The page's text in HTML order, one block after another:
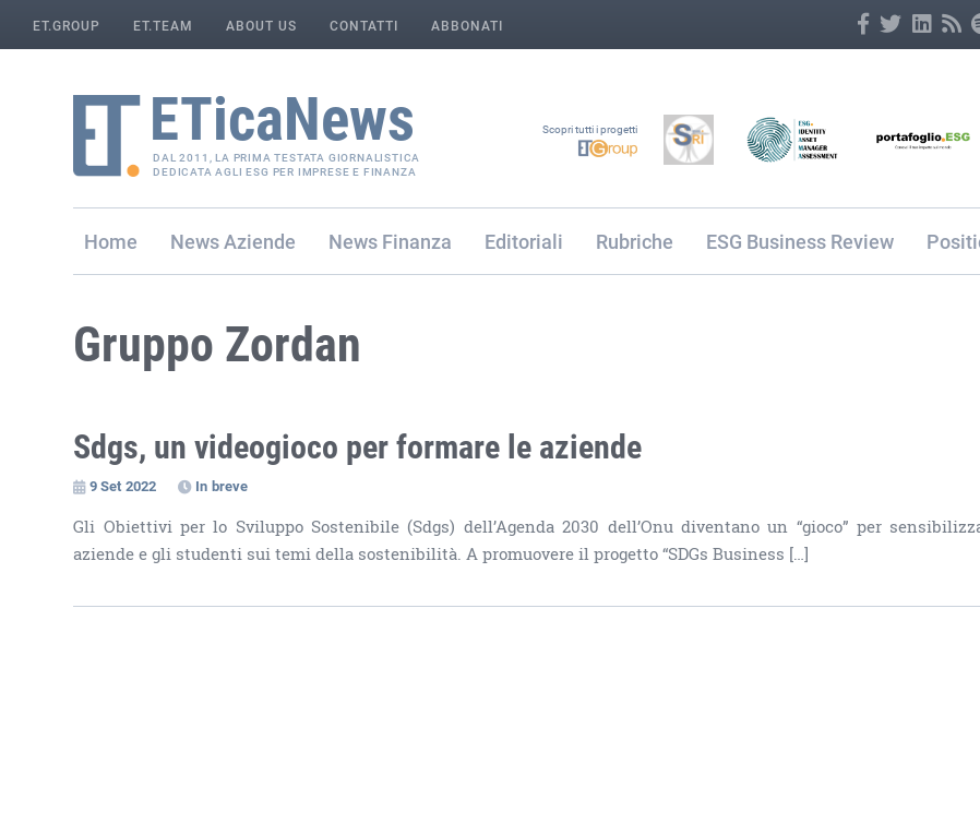
ET.GROUP ET.TEAM ABOUT US CONTATTI ABBONATI
DAL 2011, LA PRIMA TESTATA GIORNALISTICA
DEDICATA AGLI ESG PER IMPRESE E FINANZA
Scopri tutti i progetti
Home Aziende Finanza Editoriali Rubriche ESG Business Review
Gruppo Zordan
Sdgs, un videogioco per formare le aziende
9 Set 2022 In breve
Gli Obiettivi per lo Sviluppo Sostenibile (Sdgs) dell’Agenda 2030 dell’Onu diventano un “gioco” per
aziende e gli studenti sui temi della sostenibilità. A promuovere il progetto “SDGs Business […]